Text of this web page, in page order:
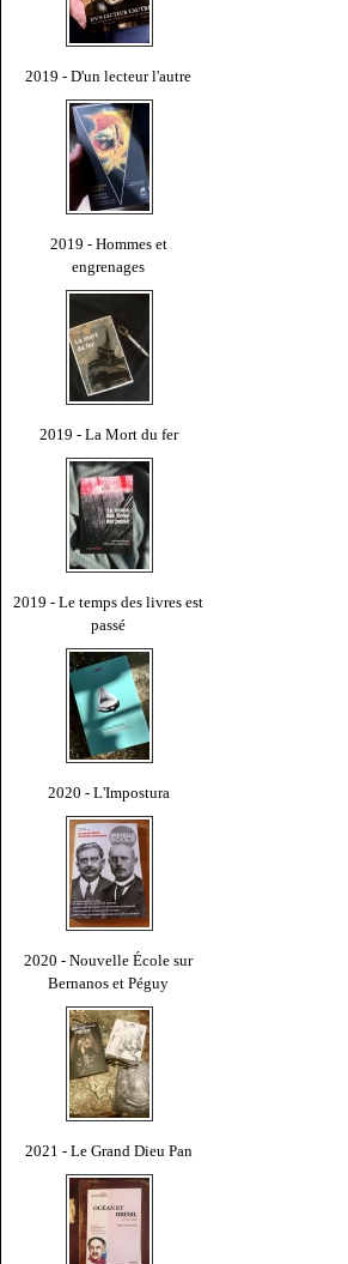
2019 - D'un lecteur l'autre
2019 - Hommes et
engrenages
2019 - La Mort du fer
2019 - Le temps des livres est
passé
2020 - L'Impostura
2020 - Nouvelle École sur
Bernanos et Péguy
2021 - Le Grand Dieu Pan